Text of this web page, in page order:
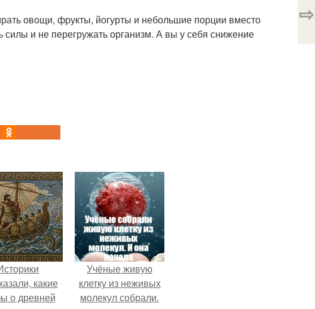
овощи, фрукты, йогурты и небольшие порции вместо
и не перегружать организм. А вы у себя снижение
⇨
какие
о древней
Учёные живую
клетку из неживых
молекул собрали.